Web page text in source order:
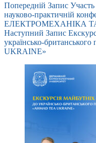
Попередній Запис
науково-практичній
ЕЛЕКТРОМЕХАНІКА
Наступний Запис
українсько-
UKRAINE»